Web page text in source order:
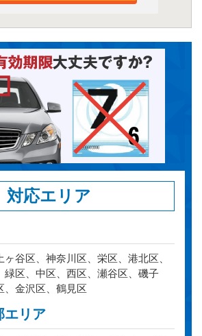
対応エリア
谷区、神奈川区、栄区、港北区、
緑区、中区、西区、瀬谷区、磯子
、金沢区、鶴見区
エリア